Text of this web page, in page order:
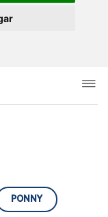
PONNY